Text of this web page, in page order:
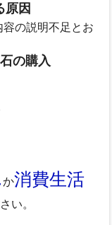
原因
の説明不足とお
の購入
か消費生活
い。